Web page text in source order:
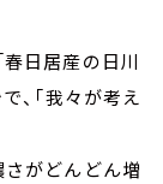
日居産の日川
、「我々が考え
がどんどん増